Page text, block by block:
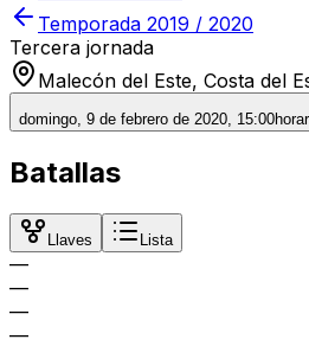
Temporada 2019 / 2020
Tercera jornada
Malecón del Este, Costa del
domingo, 9 de febrero de 2020, 15:00
Batallas
Llaves Lista
—
—
—
—